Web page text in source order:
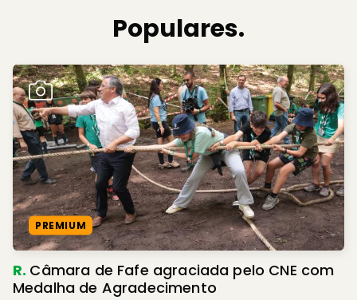
Populares.
PREMIUM
R. Câmara de Fafe agraciada pelo CNE com
Medalha de Agradecimento